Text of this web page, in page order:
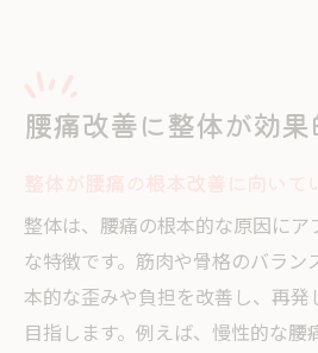
腰痛改善に整体が効果
整体は、腰痛の根本的な原因に
な特徴です。筋肉や骨格のバラン
本的な歪みや負担を改善し、再
目指します。例えば、慢性的な